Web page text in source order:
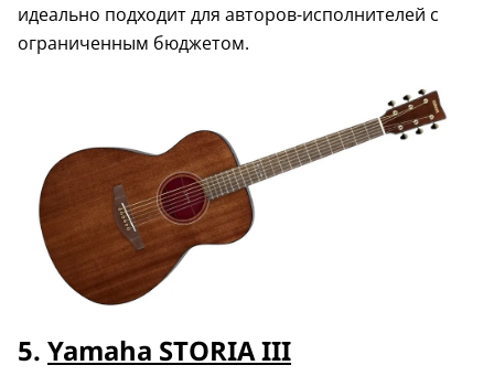
идеально подходит для авторов-исполнителей с
ограниченным бюджетом.
5. Yamaha STORIA III